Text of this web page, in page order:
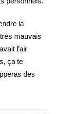
la
mauvais
l’air
ça te
des